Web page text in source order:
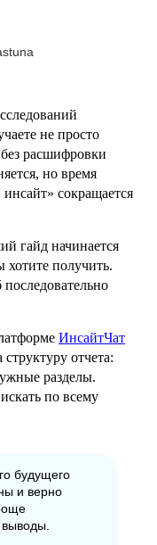
не просто
расшифровки
но время
сокращается
гайд начинается
получить.
ИнсайтЧат
отчета:
разделы.
по всему
будущего
и верно